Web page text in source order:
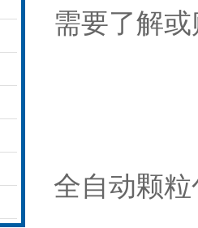
需要了解
全自动颗